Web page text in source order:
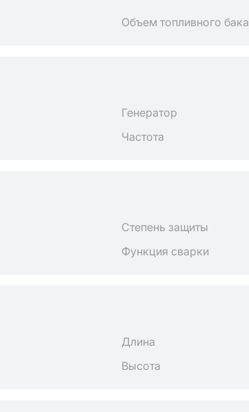
Объем топливного бака
Генератор
Частота
Степень защиты
Функция сварки
Длина
Высота